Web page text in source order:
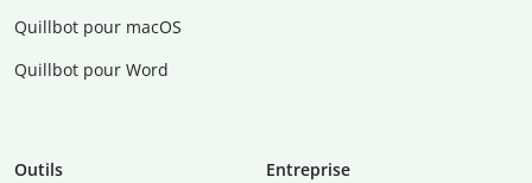
Quillbot pour macOS
Quillbot pour Word
Outils
Entreprise